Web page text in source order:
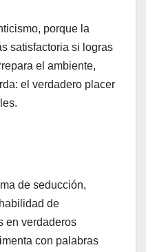
porque la
satisfactoria si logras
el ambiente,
el verdadero placer
de seducción,
de
en verdaderos
con palabras